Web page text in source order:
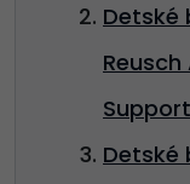
Detské
Detské